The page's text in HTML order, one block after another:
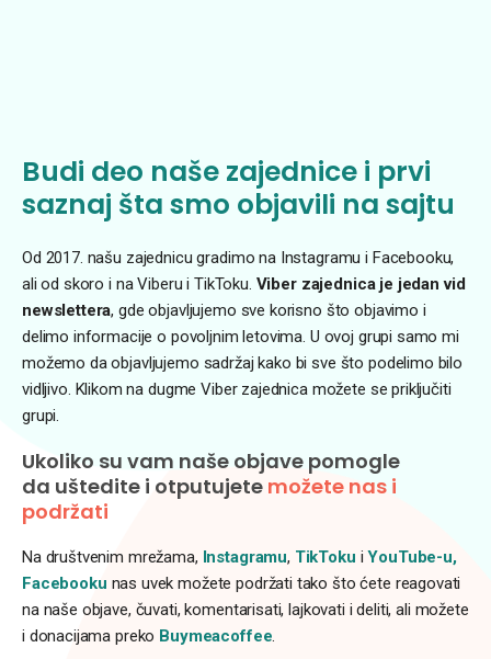
Budi deo naše zajednice i prvi
saznaj šta smo objavili na sajtu
Od 2017. našu zajednicu gradimo na Instagramu i Facebooku,
ali od skoro i na Viberu i TikToku. Viber zajednica je jedan vid
newslettera, gde objavljujemo sve korisno što objavimo i
delimo informacije o povoljnim letovima. U ovoj grupi samo mi
možemo da objavljujemo sadržaj kako bi sve što podelimo bilo
vidljivo. Klikom na dugme Viber zajednica možete se priključiti
grupi.
Ukoliko su vam naše objave pomogle
da uštedite i otputujete možete nas i
podržati
Na društvenim mrežama, Instagramu, TikToku iYouTube-u,
Facebooku nas uvek možete podržati tako što ćete reagovati
na naše objave, čuvati, komentarisati, lajkovati i deliti, ali možete
i donacijama preko Buymeacoffee.